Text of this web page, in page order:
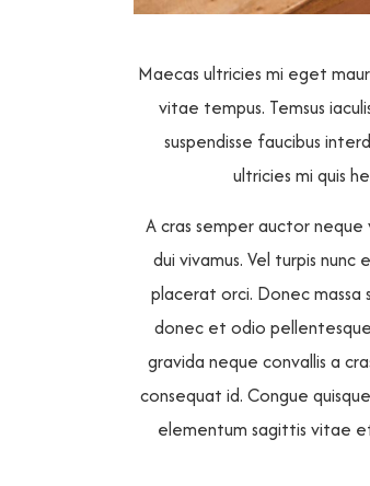
Maecas ultricies mi eget
vitae tempus. Temsus
suspendisse faucibus
ultricies mi quis
A cras semper auctor
dui vivamus. Vel turpis
placerat orci. Donec
donec et odio
gravida neque convallis a
consequat id. Congue
elementum sagittis vitae